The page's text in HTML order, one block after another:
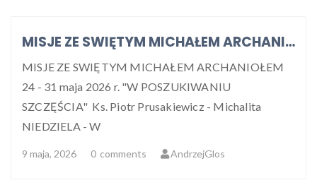
MISJE ZE SWIĘTYM MICHAŁEM ARCHANIOŁEM 24 – 31 maja 2026
MISJE ZE SWIĘTYM MICHAŁEM ARCHANIOŁEM
24 - 31 maja 2026 r. "W POSZUKIWANIU
SZCZĘŚCIA" Ks. Piotr Prusakiewicz - Michalita
NIEDZIELA - W
9 maja, 2026 0 comments AndrzejGlos